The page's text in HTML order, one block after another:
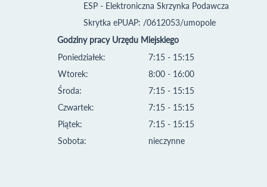
ESP - Elektroniczna Skrzynka Podawcza
Skrytka ePUAP: /0612053/umopole
Godziny pracy Urzędu Miejskiego
Poniedziałek:
Wtorek:
Środa:
Czwartek:
Piątek:
Sobota:
7:15 - 15:15
8:00 - 16:00
7:15 - 15:15
7:15 - 15:15
7:15 - 15:15
nieczynne